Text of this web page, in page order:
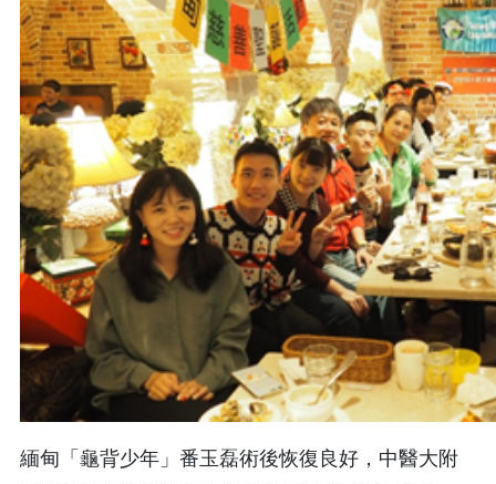
緬甸「龜背少年」番玉磊術後恢復良好，中醫大附